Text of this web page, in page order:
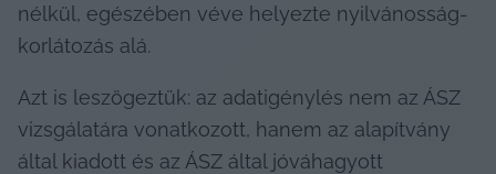
nélkül, egészében véve helyezte nyilvánosság-
korlátozás alá.
Azt is leszögeztük: az adatigénylés nem az ÁSZ
vizsgálatára vonatkozott, hanem az alapítvány
által kiadott és az ÁSZ által jóváhagyott